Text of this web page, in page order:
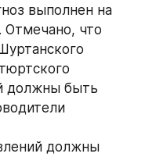
выполнен на
Отмечано, что
должны быть
должны